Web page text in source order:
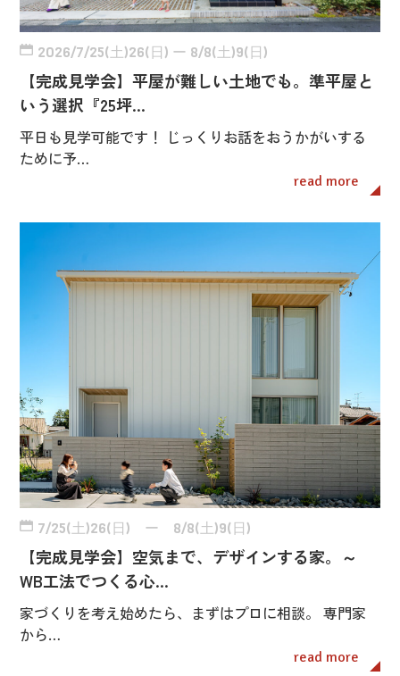
2026/7/25(土)26(日) ー 8/8(土)9(日)
【完成見学会】平屋が難しい土地でも。準平屋と
いう選択『25坪…
平日も見学可能です！ じっくりお話をおうかがいする
ために予…
read more
7/25(土)26(日) ー 8/8(土)9(日)
【完成見学会】空気まで、デザインする家。～
WB工法でつくる心…
家づくりを考え始めたら、まずはプロに相談。 専門家
から…
read more